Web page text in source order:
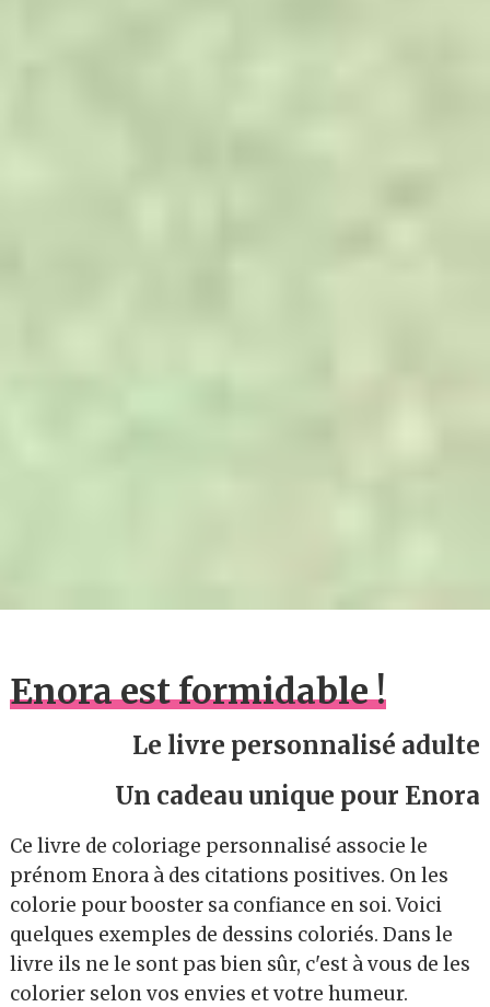
Enora est formidable !
Le livre personnalisé adulte
Un cadeau unique pour Enora
Ce livre de coloriage personnalisé associe le
prénom Enora à des citations positives. On les
colorie pour booster sa confiance en soi. Voici
quelques exemples de dessins coloriés. Dans le
livre ils ne le sont pas bien sûr, c'est à vous de les
colorier selon vos envies et votre humeur.